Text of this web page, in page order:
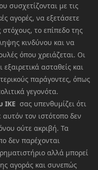
συσχετίζονται με τις
αγορές, να εξετάσετε
το επίπεδο της
κινδύνου και να
όπου χρειάζεται. Οι
ασταθείς και
παράγοντες, όπως
γεγονότα.
ΙΚΕ σας υπενθυμίζει ότι
τον ιστότοπο δεν
ούτε ακριβή. Τα
δεν παρέχονται
αλλά μπορεί
αγοράς και συνεπώς